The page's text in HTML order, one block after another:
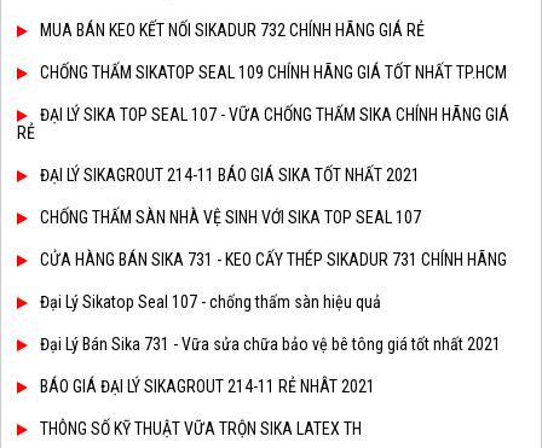
MUA BÁN KEO KẾT NỐI SIKADUR 732 CHÍNH HÃNG GIÁ RẺ
CHỐNG THẤM SIKATOP SEAL 109 CHÍNH HÃNG GIÁ TỐT NHẤT TP.HCM
ĐẠI LÝ SIKA TOP SEAL 107 - VỮA CHỐNG THẤM SIKA CHÍNH HÃNG GIÁ
RẺ
ĐẠI LÝ SIKAGROUT 214-11 BÁO GIÁ SIKA TỐT NHẤT 2021
CHỐNG THẤM SÀN NHÀ VỆ SINH VỚI SIKA TOP SEAL 107
CỬA HÀNG BÁN SIKA 731 - KEO CẤY THÉP SIKADUR 731 CHÍNH HÃNG
Đại Lý Sikatop Seal 107 - chống thấm sàn hiệu quả
Đại Lý Bán Sika 731 - Vữa sửa chữa bảo vệ bê tông giá tốt nhất 2021
BÁO GIÁ ĐẠI LÝ SIKAGROUT 214-11 RẺ NHÂT 2021
THÔNG SỐ KỸ THUẬT VỮA TRỘN SIKA LATEX TH